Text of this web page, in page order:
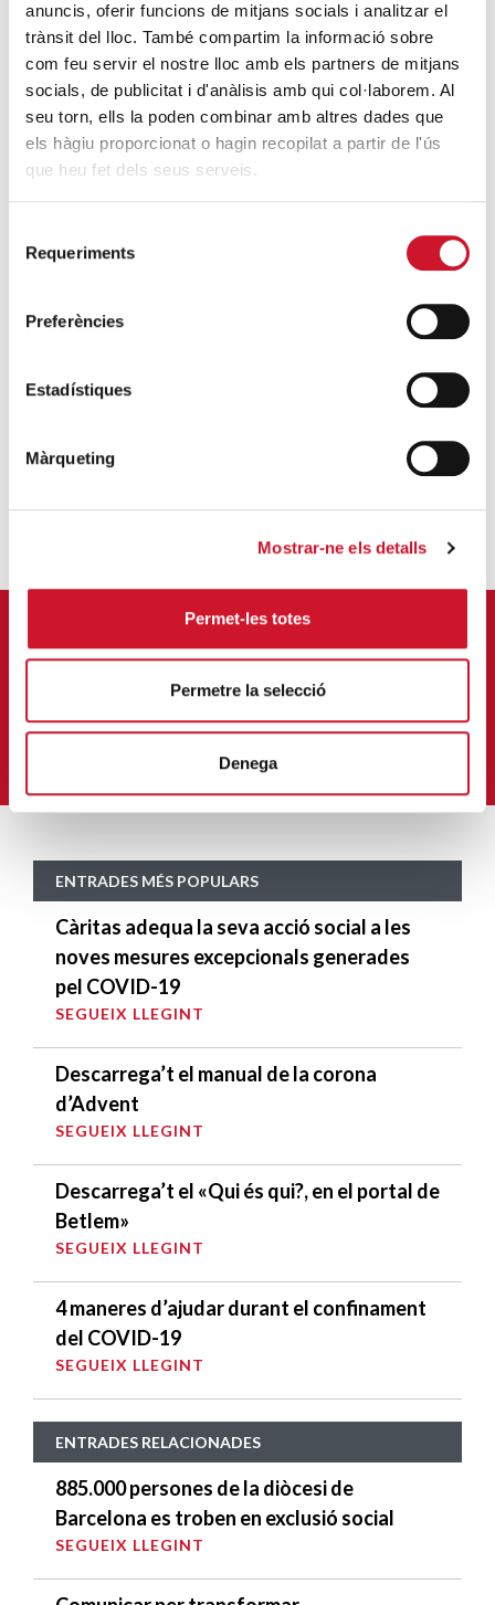
anuncis, oferir funcions de mitjans socials i analitzar el
trànsit del lloc. També compartim la informació sobre
com feu servir el nostre lloc amb els partners de mitjans
socials, de publicitat i d'anàlisis amb qui col·laborem. Al
seu torn, ells la poden combinar amb altres dades que
els hàgiu proporcionat o hagin recopilat a partir de l'ús
que heu fet dels seus serveis.
Requeriments
Preferències
Estadístiques
Màrqueting
Mostrar-ne els detalls
Permet-les totes
Permetre la selecció
Denega
Representa l’amor de Déu i de la comunitat cristiana
envers totes les persones, i especialment amb les que
més pateixen. Aquesta proximitat i estima està present
en cadascun dels nostres espais d’acollida i projectes.
ENTRADES MÉS POPULARS
Càritas adequa la seva acció social a les
noves mesures excepcionals generades
pel COVID-19
SEGUEIX LLEGINT
Descarrega’t el manual de la corona
d’Advent
SEGUEIX LLEGINT
Descarrega’t el «Qui és qui?, en el portal de
Betlem»
SEGUEIX LLEGINT
4 maneres d’ajudar durant el confinament
del COVID-19
SEGUEIX LLEGINT
ENTRADES RELACIONADES
885.000 persones de la diòcesi de
Barcelona es troben en exclusió social
SEGUEIX LLEGINT